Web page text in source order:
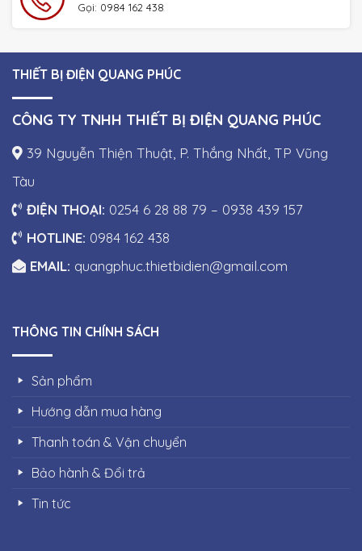
Gọi: 0984 162 438
THIẾT BỊ ĐIỆN QUANG PHÚC
CÔNG TY TNHH THIẾT BỊ ĐIỆN QUANG PHÚC
39 Nguyễn Thiện Thuật, P. Thắng Nhất, TP Vũng
Tàu
ĐIỆN THOẠI: 0254 6 28 88 79 – 0938 439 157
HOTLINE: 0984 162 438
EMAIL: quangphuc.thietbidien@gmail.com
THÔNG TIN CHÍNH SÁCH
Sản phẩm
Hướng dẫn mua hàng
Thanh toán & Vận chuyển
Bảo hành & Đổi trả
Tin tức